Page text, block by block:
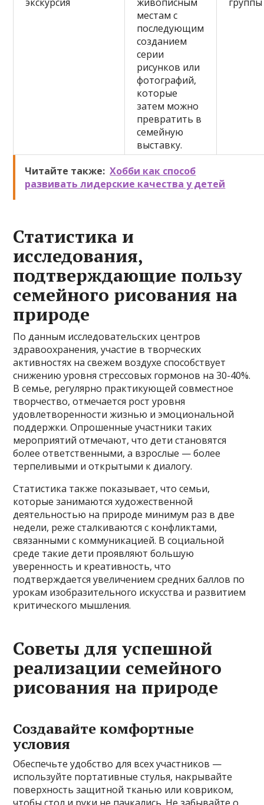
местам с
последующим
созданием
серии
рисунков или
фотографий,
которые
затем можно
превратить в
семейную
выставку.
Читайте также: Хобби как способ
развивать лидерские качества у детей
Статистика и
исследования,
подтверждающие пользу
семейного рисования на
природе
По данным исследовательских центров
здравоохранения, участие в творческих
активностях на свежем воздухе способствует
снижению уровня стрессовых гормонов на 30-40%.
В семье, регулярно практикующей совместное
творчество, отмечается рост уровня
удовлетворенности жизнью и эмоциональной
поддержки. Опрошенные участники таких
мероприятий отмечают, что дети становятся
более ответственными, а взрослые — более
терпеливыми и открытыми к диалогу.
Статистика также показывает, что семьи,
которые занимаются художественной
деятельностью на природе минимум раз в две
недели, реже сталкиваются с конфликтами,
связанными с коммуникацией. В социальной
среде такие дети проявляют большую
уверенность и креативность, что
подтверждается увеличением средних баллов по
урокам изобразительного искусства и развитием
критического мышления.
Советы для успешной
реализации семейного
рисования на природе
Создавайте комфортные
условия
Обеспечьте удобство для всех участников —
используйте портативные стулья, накрывайте
поверхность защитной тканью или ковриком,